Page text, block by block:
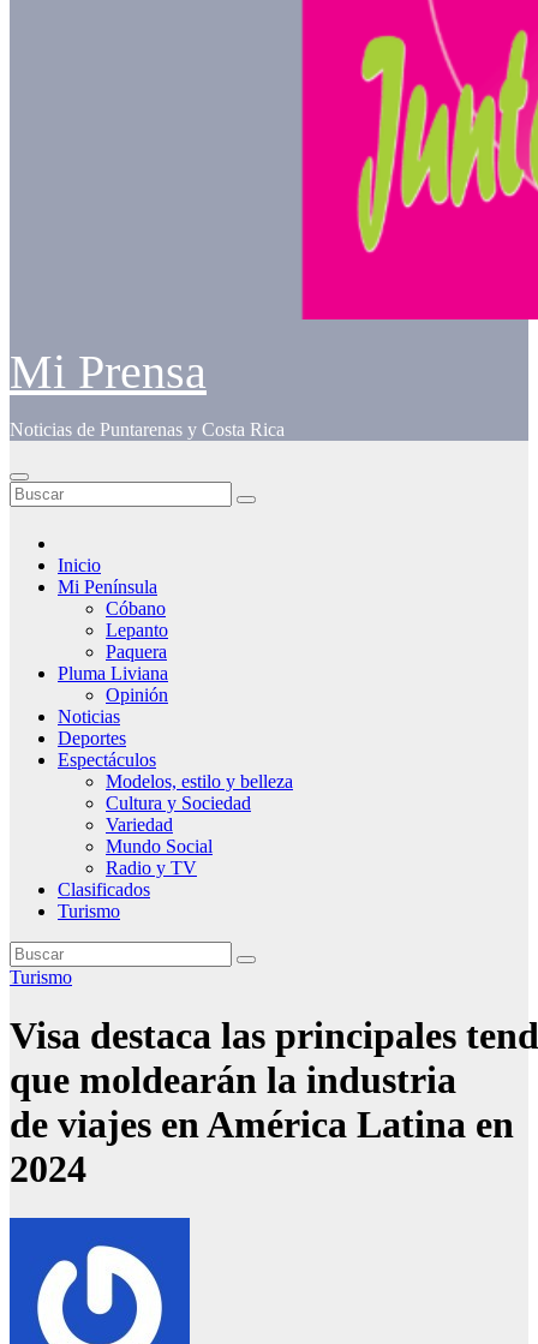
Mi Prensa
Noticias de Puntarenas y Costa Rica
Inicio
Mi Península
Cóbano
Lepanto
Paquera
Pluma Liviana
Opinión
Noticias
Deportes
Espectáculos
Modelos, estilo y belleza
Cultura y Sociedad
Variedad
Mundo Social
Radio y TV
Clasificados
Turismo
Turismo
Visa destaca las principales
que moldearán la industria
de viajes en América Latina en
2024